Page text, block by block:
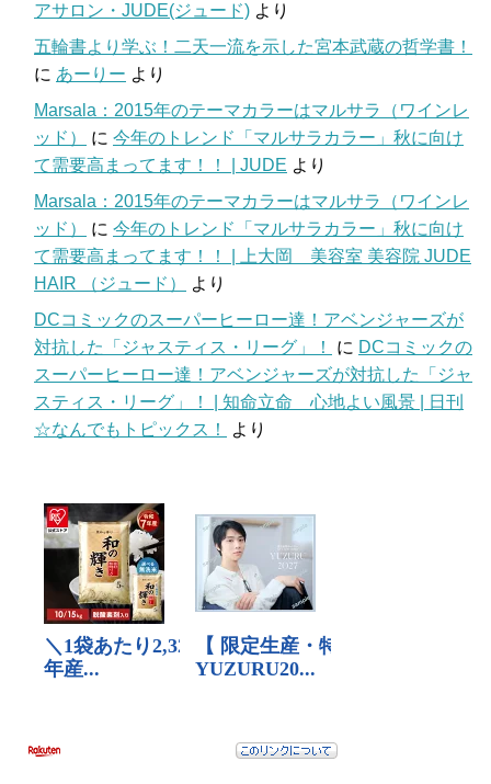
アサロン・JUDE(ジュード) より
五輪書より学ぶ！二天一流を示した宮本武蔵の哲学書！
に あーりー より
Marsala：2015年のテーマカラーはマルサラ（ワインレ
ッド）
に 今年のトレンド「マルサラカラー」秋に向け
て需要高まってます！！ | JUDE より
Marsala：2015年のテーマカラーはマルサラ（ワインレ
ッド）
に 今年のトレンド「マルサラカラー」秋に向け
て需要高まってます！！ | 上大岡 美容室 美容院 JUDE
HAIR （ジュード）
より
DCコミックのスーパーヒーロー達！アベンジャーズが
対抗した「ジャスティス・リーグ」！
に DCコミックの
スーパーヒーロー達！アベンジャーズが対抗した「ジャ
スティス・リーグ」！ | 知命立命 心地よい風景 | 日刊
☆なんでもトピックス！
より